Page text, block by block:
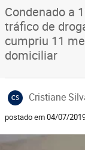
Condenado a
tráfico de
cumpriu 11
domiciliar
CS Cristiane
postado em 04/07/